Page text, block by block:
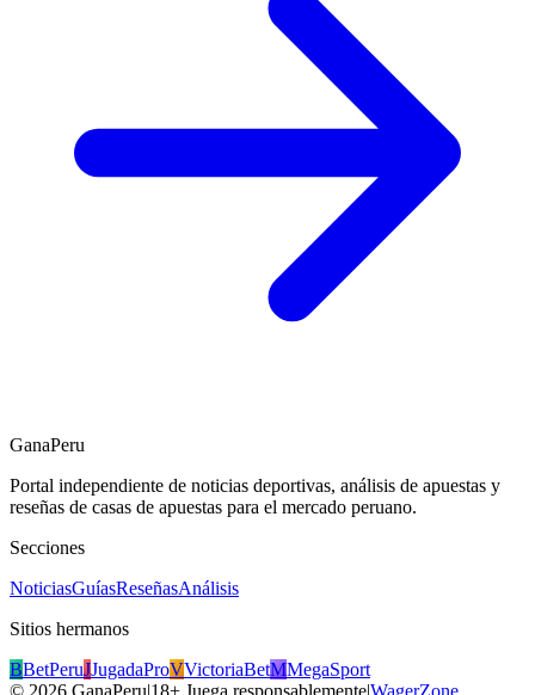
GanaPeru
Portal independiente de noticias deportivas, análisis de apuestas y
reseñas de casas de apuestas para el mercado peruano.
Secciones
NoticiasGuíasReseñasAnálisis
Sitios hermanos
BBetPeruJJugadaProVVictoriaBetMMegaSport
© 2026 GanaPeru|18+ Juega responsablemente|WagerZone